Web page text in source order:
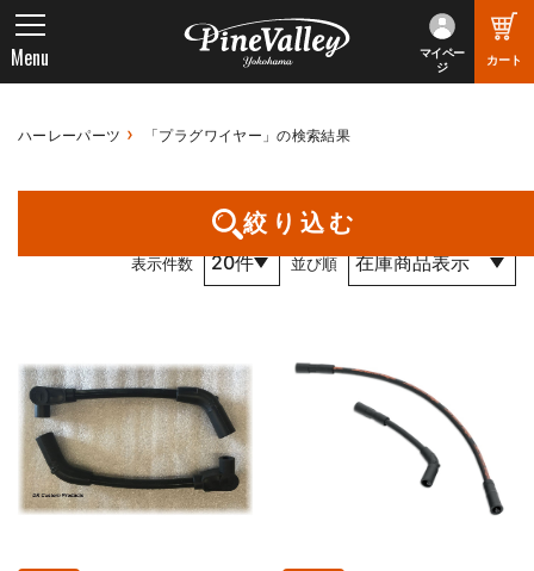
マイペー
ジ
カート
Menu
ハーレーパーツ 「プラグワイヤー」の検索結果
絞り込む
1件～18件 （全18件） 1 / 1 ページ
表示件数 並び順